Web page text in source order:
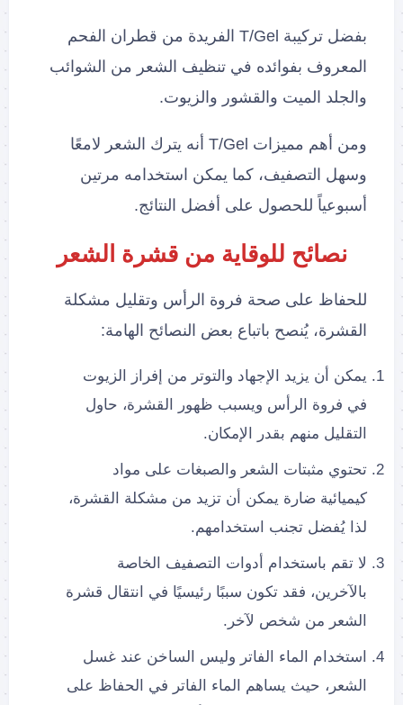
بفضل تركيبة T/Gel الفريدة من قطران الفحم
المعروف بفوائده في تنظيف الشعر من الشوائب
والجلد الميت والقشور والزيوت.
ومن أهم مميزات T/Gel أنه يترك الشعر لامعًا
وسهل التصفيف، كما يمكن استخدامه مرتين
أسبوعياً للحصول على أفضل النتائج.
نصائح للوقاية من قشرة الشعر
للحفاظ على صحة فروة الرأس وتقليل مشكلة
القشرة، يُنصح باتباع بعض النصائح الهامة:
يمكن أن يزيد الإجهاد والتوتر من إفراز الزيوت
في فروة الرأس ويسبب ظهور القشرة، حاول
التقليل منهم بقدر الإمكان.
تحتوي مثبتات الشعر والصبغات على مواد
كيميائية ضارة يمكن أن تزيد من مشكلة القشرة،
لذا يُفضل تجنب استخدامهم.
لا تقم باستخدام أدوات التصفيف الخاصة
بالآخرين، فقد تكون سببًا رئيسيًا في انتقال قشرة
الشعر من شخص لآخر.
استخدام الماء الفاتر وليس الساخن عند غسل
الشعر، حيث يساهم الماء الفاتر في الحفاظ على